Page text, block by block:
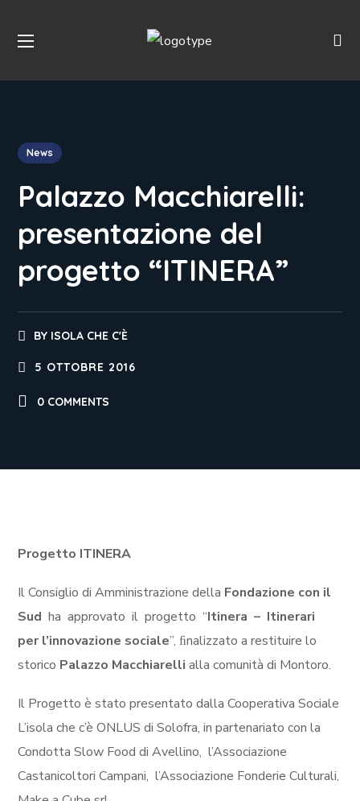
News
Palazzo Macchiarelli:
presentazione del
progetto “ITINERA”
BY ISOLA CHE C'È
5 OTTOBRE 2016
0 COMMENTS
Progetto ITINERA
Il Consiglio di Amministrazione della Fondazione con il
Sud ha approvato il progetto “Itinera – Itinerari
per l’innovazione sociale”, ﬁnalizzato a restituire lo
storico Palazzo Macchiarelli alla comunità di Montoro.
Il Progetto è stato presentato dalla Cooperativa Sociale
L’isola che c’è ONLUS di Solofra, in partenariato con la
Condotta Slow Food di Avellino, l’Associazione
Castanicoltori Campani, l’Associazione Fonderie Culturali,